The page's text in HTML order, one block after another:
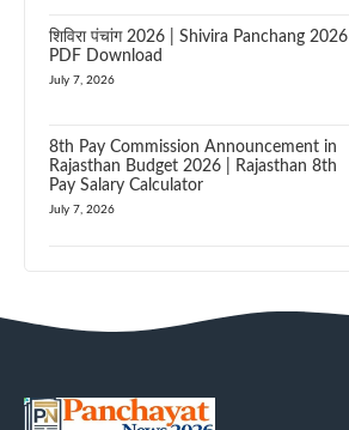
शिविरा पंचांग 2026 | Shivira Panchang 2026
PDF Download
July 7, 2026
8th Pay Commission Announcement in
Rajasthan Budget 2026 | Rajasthan 8th
Pay Salary Calculator
July 7, 2026